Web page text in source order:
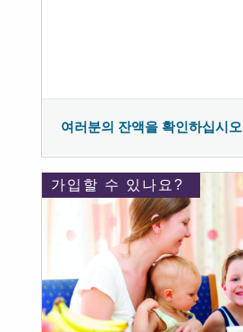
여러분의 잔액을 확인하십시오
가입할 수 있나요?